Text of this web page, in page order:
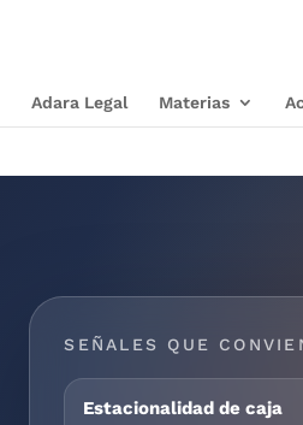
Adara Legal Materias
SEÑALES QUE
Estacionalidad de caja